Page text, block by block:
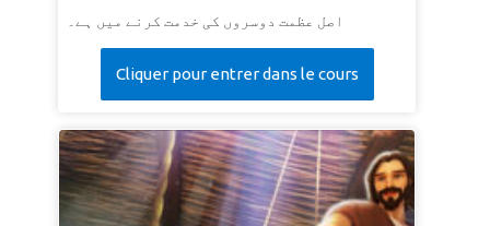
Cliquer pour entrer dans le cours